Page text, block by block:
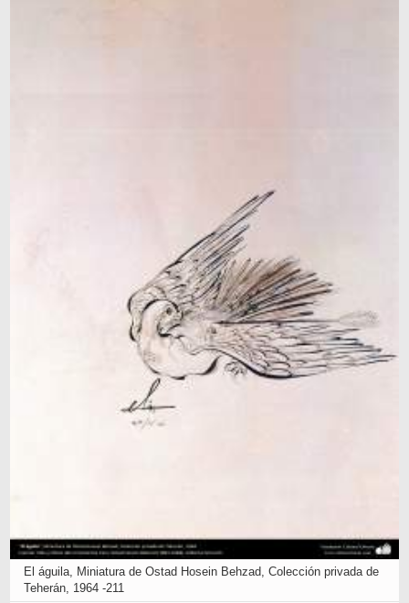
El águila, Miniatura de Ostad Hosein Behzad, Colección privada de
Teherán, 1964 -211